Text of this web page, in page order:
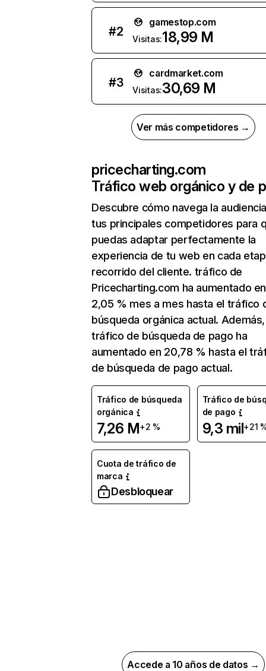
#2
gamestop.com
Visitas:18,99 M
#3
cardmarket.com
Visitas:30,69 M
Ver más competidores →
pricecharting.com
Tráfico web orgánico y de
Descubre cómo navega la
tus principales competidores para
puedas adaptar perfectamente la
experiencia de tu web en cada
recorrido del cliente. tráfico de
Pricecharting.com ha aumentado en
2,05 % mes a mes hasta el tráfico
búsqueda orgánica actual.
tráfico de búsqueda de pago ha
aumentado en 20,78 % hasta el
de búsqueda de pago actual.
Tráfico de búsqueda
orgánica
7,26 M+2 %
Tráfico de
de pago
9,3 mil+21
Cuota de tráfico de
marca
Desbloquear
Accede a 10 años de datos →